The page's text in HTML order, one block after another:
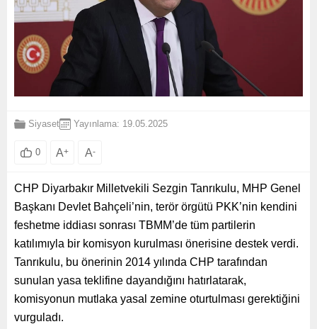
Siyaset Yayınlama: 19.05.2025
0 A+ A-
CHP Diyarbakır Milletvekili Sezgin Tanrıkulu, MHP Genel
Başkanı Devlet Bahçeli’nin, terör örgütü PKK’nin kendini
feshetme iddiası sonrası TBMM’de tüm partilerin
katılımıyla bir komisyon kurulması önerisine destek verdi.
Tanrıkulu, bu önerinin 2014 yılında CHP tarafından
sunulan yasa teklifine dayandığını hatırlatarak,
komisyonun mutlaka yasal zemine oturtulması gerektiğini
vurguladı.